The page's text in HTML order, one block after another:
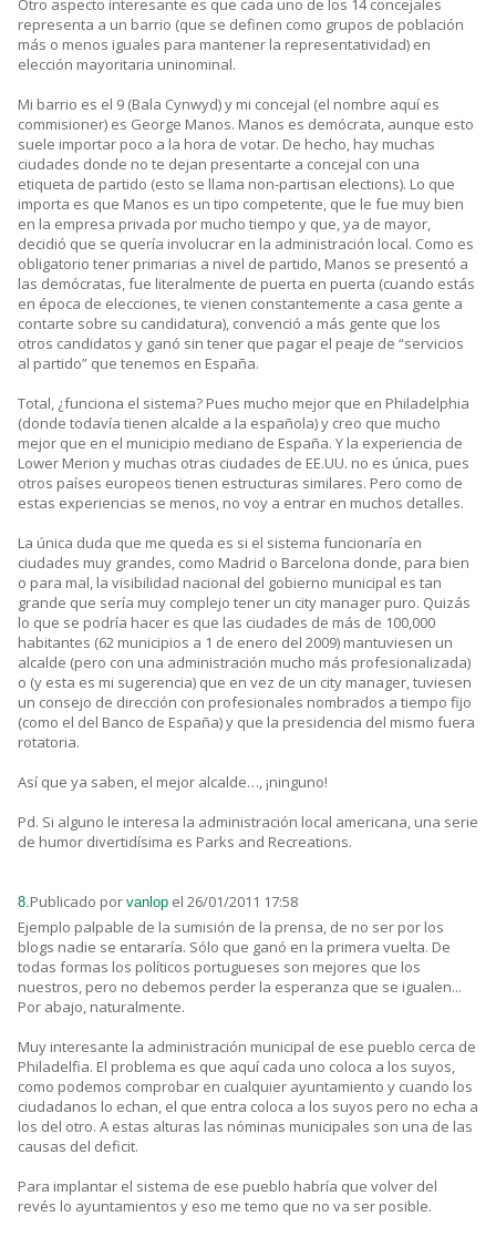
Otro aspecto interesante es que cada uno de los 14 concejales
representa a un barrio (que se definen como grupos de población
más o menos iguales para mantener la representatividad) en
elección mayoritaria uninominal.
Mi barrio es el 9 (Bala Cynwyd) y mi concejal (el nombre aquí es
commisioner) es George Manos. Manos es demócrata, aunque esto
suele importar poco a la hora de votar. De hecho, hay muchas
ciudades donde no te dejan presentarte a concejal con una
etiqueta de partido (esto se llama non-partisan elections). Lo que
importa es que Manos es un tipo competente, que le fue muy bien
en la empresa privada por mucho tiempo y que, ya de mayor,
decidió que se quería involucrar en la administración local. Como es
obligatorio tener primarias a nivel de partido, Manos se presentó a
las demócratas, fue literalmente de puerta en puerta (cuando estás
en época de elecciones, te vienen constantemente a casa gente a
contarte sobre su candidatura), convenció a más gente que los
otros candidatos y ganó sin tener que pagar el peaje de “servicios
al partido” que tenemos en España.
Total, ¿funciona el sistema? Pues mucho mejor que en Philadelphia
(donde todavía tienen alcalde a la española) y creo que mucho
mejor que en el municipio mediano de España. Y la experiencia de
Lower Merion y muchas otras ciudades de EE.UU. no es única, pues
otros países europeos tienen estructuras similares. Pero como de
estas experiencias se menos, no voy a entrar en muchos detalles.
La única duda que me queda es si el sistema funcionaría en
ciudades muy grandes, como Madrid o Barcelona donde, para bien
o para mal, la visibilidad nacional del gobierno municipal es tan
grande que sería muy complejo tener un city manager puro. Quizás
lo que se podría hacer es que las ciudades de más de 100,000
habitantes (62 municipios a 1 de enero del 2009) mantuviesen un
alcalde (pero con una administración mucho más profesionalizada)
o (y esta es mi sugerencia) que en vez de un city manager, tuviesen
un consejo de dirección con profesionales nombrados a tiempo fijo
(como el del Banco de España) y que la presidencia del mismo fuera
rotatoria.
Así que ya saben, el mejor alcalde…, ¡ninguno!
Pd. Si alguno le interesa la administración local americana, una serie
de humor divertidísima es Parks and Recreations.
8.Publicado por vanlop el 26/01/2011 17:58
Ejemplo palpable de la sumisión de la prensa, de no ser por los
blogs nadie se entararía. Sólo que ganó en la primera vuelta. De
todas formas los políticos portugueses son mejores que los
nuestros, pero no debemos perder la esperanza que se igualen...
Por abajo, naturalmente.
Muy interesante la administración municipal de ese pueblo cerca de
Philadelfia. El problema es que aquí cada uno coloca a los suyos,
como podemos comprobar en cualquier ayuntamiento y cuando los
ciudadanos lo echan, el que entra coloca a los suyos pero no echa a
los del otro. A estas alturas las nóminas municipales son una de las
causas del deficit.
Para implantar el sistema de ese pueblo habría que volver del
revés lo ayuntamientos y eso me temo que no va ser posible.